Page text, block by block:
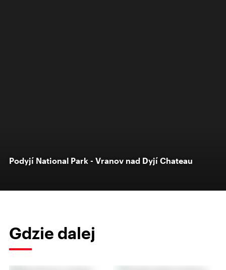
Podyjí National Park - Vranov nad Dyjí Chateau
Gdzie dalej